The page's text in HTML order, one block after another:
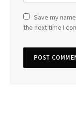
Save my
the next time I